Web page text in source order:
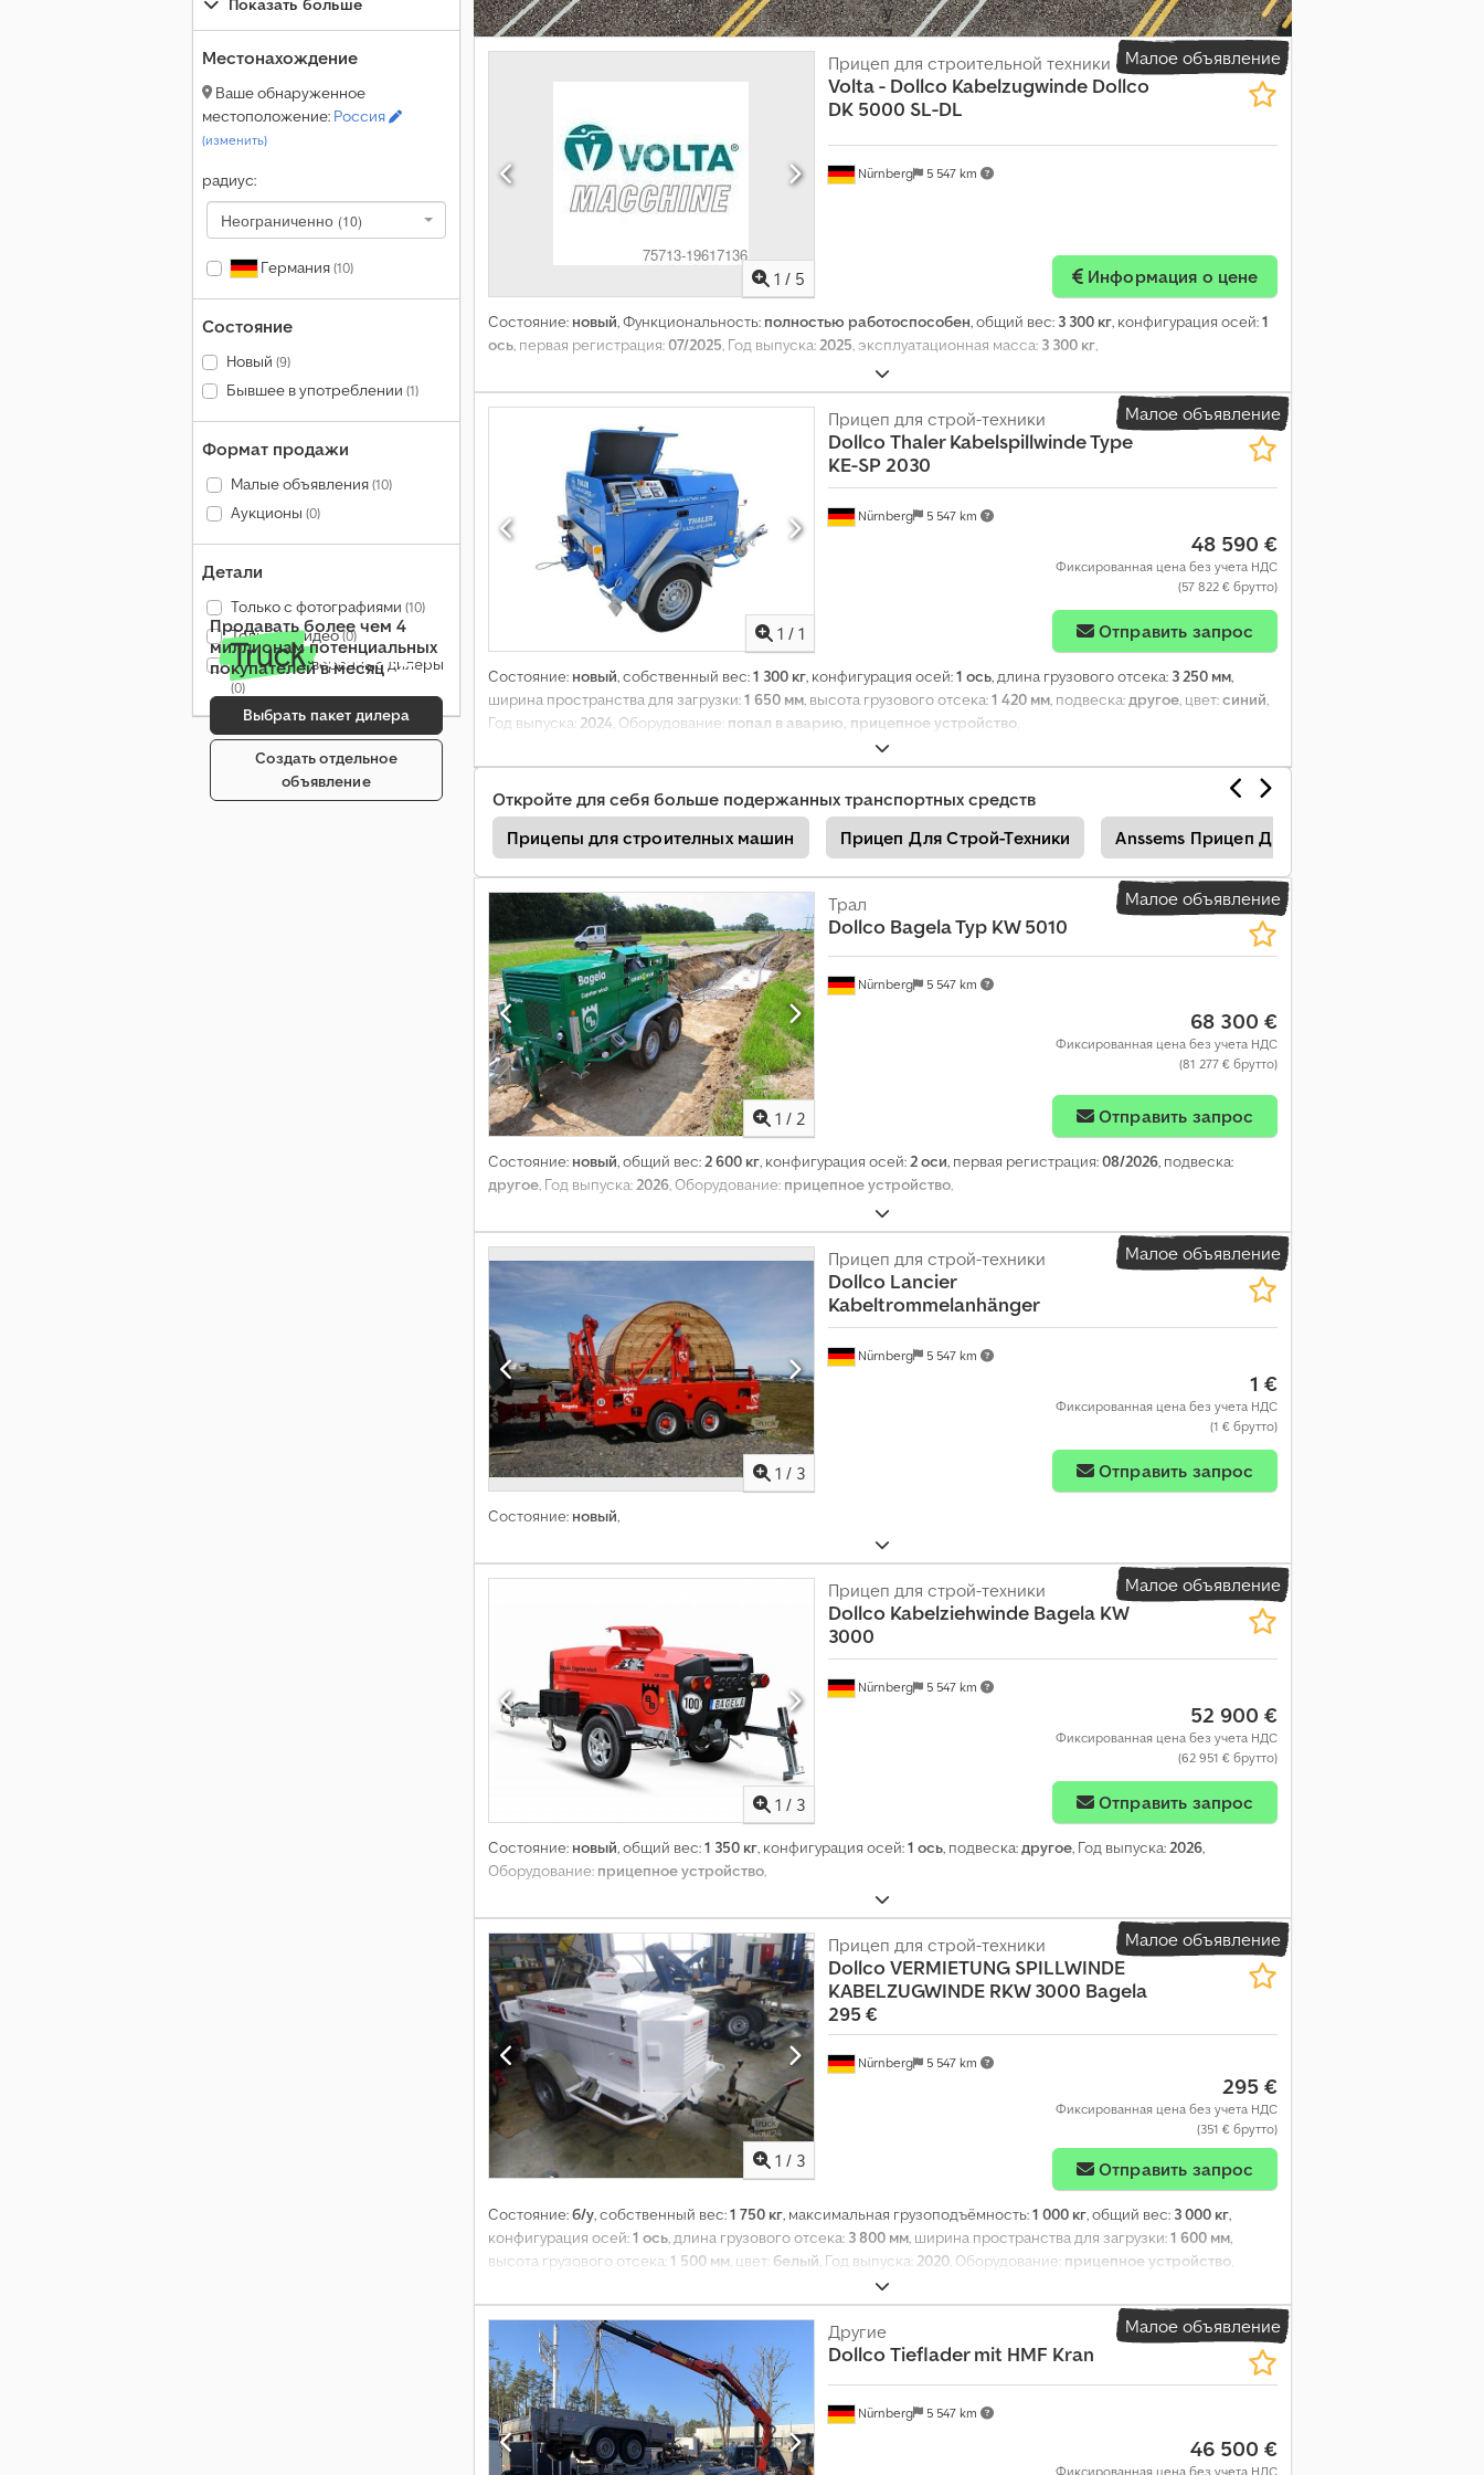
Показать больше
Местонахождение
Ваше обнаруженное
местоположение: Россия
(изменить)
радиус:
Неограниченно (10)
Германия(10)
Состояние
Новый (9)
Бывшее в употреблении (1)
Формат продажи
Малые объявления(10)
Аукционы (0)
Детали
Только с фотографиями (10)
Только с видео(0)
Только проверенные дилеры
(0)
Продавать более чем 4
миллионам потенциальных
покупателей в месяц
Выбрать пакет дилера
Создать отдельное
объявление
у
?
С
о
ъ
я
е
н
и
е
Малое объявление
1 / 5
Nürnberg 5 547 km
Прицеп для строительной техники
Volta - Dollco Kabelzugwinde Dollco
DK 5000 SL-DL
Информация о цене
Состояние: новый, Функциональность: полностью работоспособен, общий вес: 3 300 кг, конфигурация осей:1
ось , первая регистрация:07/2025 , Год выпуска: 2025 , эксплуатационная масса: 3 300 кг
Малое объявление
1 / 1
Nürnberg 5 547 km
Прицеп для строй-техники
DollcoThaler Kabelspillwinde Type
KE-SP 2030
48 590 €
Фиксированная цена без учета НДС
(57 822 € брутто)
Отправить запрос
Состояние: новый, собственный вес:1 300 кг, конфигурация осей:1 ось, длина грузового отсека: 3 250 мм,
ширина пространства для загрузки:1 650 мм, высота грузового отсека:1 420 мм, подвеска:другое, цвет:синий,
Год выпуска: 2024, Оборудование: попал в аварию, прицепное устройство,
Откройте для себя больше подержанных транспортных средств
Прицепы для строителных машин
Прицеп Для Строй-Техники Anssems Прицеп Для Строй-Техники
Малое объявление
Запросить больше
1 / 2
Nürnberg 5 547 km
Трал
Dollco Bagela Typ KW 5010
68 300 €
Фиксированная цена без учета НДС
(81 277 € брутто)
Отправить запрос
Состояние: новый, общий вес:2 600 кг, конфигурация осей:2 оси, первая регистрация:08/2026, подвеска:
другое, Год выпуска:2026, Оборудование: прицепное устройство,
Малое объявление
1 / 3
Nürnberg 5 547 km
Прицеп для строй-техники
Dollco Lancier
Kabeltrommelanhänger
1 €
Фиксированная цена без учета НДС
(1 € брутто)
Отправить запрос
Состояние: новый,
Малое объявление
1 / 3
Nürnberg 5 547 km
Прицеп для строй-техники
Dollco Kabelziehwinde Bagela KW
3000
52 900 €
Фиксированная цена без учета НДС
(62 951 € брутто)
Отправить запрос
Состояние: новый, общий вес:1 350 кг, конфигурация осей:1 ось, подвеска:другое, Год выпуска:2026,
Оборудование: прицепное устройство,
Малое объявление
1 / 3
Nürnberg 5 547 km
Прицеп для строй-техники
DollcoVERMIETUNG SPILLWINDE
KABELZUGWINDE RKW 3000 Bagela
295 €
295 €
Фиксированная цена без учета НДС
(351 € брутто)
Отправить запрос
Состояние:б/у, собственный вес:1 750 кг, максимальная грузоподъёмность:1 000 кг, общий вес: 3 000 кг,
конфигурация осей:1 ось, длина грузового отсека: 3 800 мм, ширина пространства для загрузки:1 600 мм,
высота грузового отсека:1 500 мм, цвет: белый, Год выпуска: 2020, Оборудование: прицепное устройство,
Малое объявление
Nürnberg 5 547 km
Другие
DollcoTieflader mit HMF Kran
46 500 €
Фиксированная цена без учета НДС